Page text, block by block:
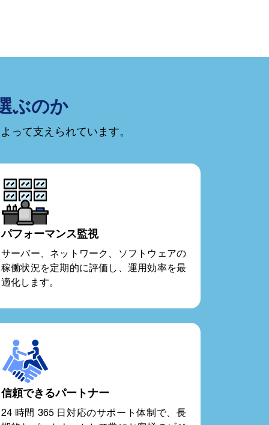
ぶのか
って支えられています。
パフォーマンス監視
サーバー、ネットワーク、ソフトウェアの
稼働状況を定期的に評価し、運用効率を最
適化します。
信頼できるパートナー
24 時間 365 日対応のサポート体制で、長